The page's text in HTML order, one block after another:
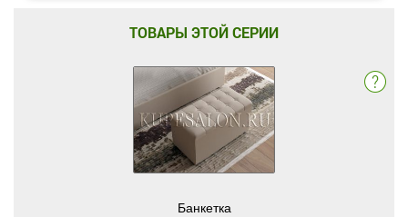
ТОВАРЫ ЭТОЙ СЕРИИ
Банкетка